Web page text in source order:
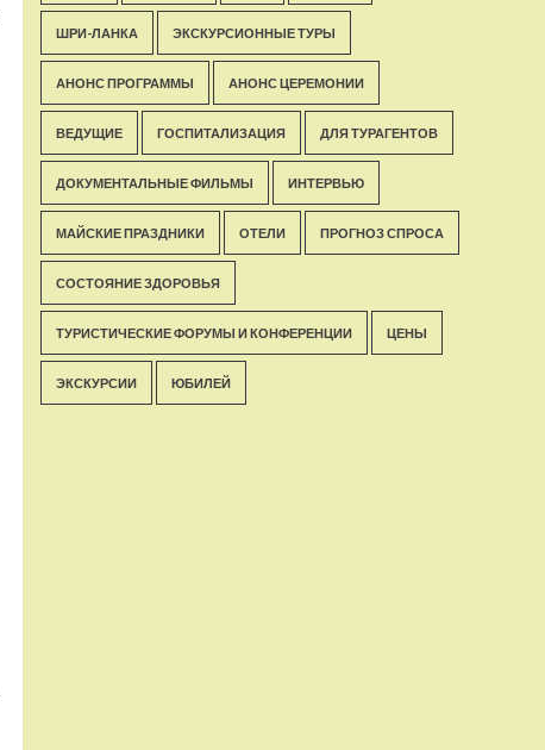
ШРИ-ЛАНКА ЭКСКУРСИОННЫЕ ТУРЫ
АНОНС ПРОГРАММЫ АНОНС ЦЕРЕМОНИИ
ВЕДУЩИЕ ГОСПИТАЛИЗАЦИЯ ДЛЯ ТУРАГЕНТОВ
ДОКУМЕНТАЛЬНЫЕ ФИЛЬМЫ ИНТЕРВЬЮ
МАЙСКИЕ ПРАЗДНИКИ ОТЕЛИ ПРОГНОЗ СПРОСА
СОСТОЯНИЕ ЗДОРОВЬЯ
ТУРИСТИЧЕСКИЕ ФОРУМЫ И КОНФЕРЕНЦИИ ЦЕНЫ
ЭКСКУРСИИ ЮБИЛЕЙ